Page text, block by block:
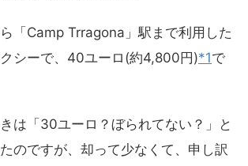
「Camp Trragona」駅まで利用した
シーで、40ユーロ(約4,800円)*1で
は「30ユーロ？ぼられてない？」と
のですが、却って少なくて、申し訳